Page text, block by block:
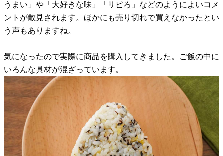
うまい」や「大好きな味」「リピろ」などのようによいコメ
ントが散見されます。ほかにも売り切れで買えなかったとい
う声もありますね。
気になったので実際に商品を購入してきました。ご飯の中に
いろんな具材が混ざっています。